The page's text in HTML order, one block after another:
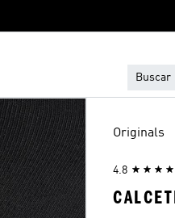
Originals
4.8